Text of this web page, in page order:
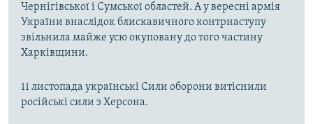
Чернігівської і Сумської областей. А у вересні армія
України внаслідок блискавичного контрнаступу
звільнила майже усю окуповану до того частину
Харківщини.
11 листопада українські Сили оборони витіснили
російські сили з Херсона.